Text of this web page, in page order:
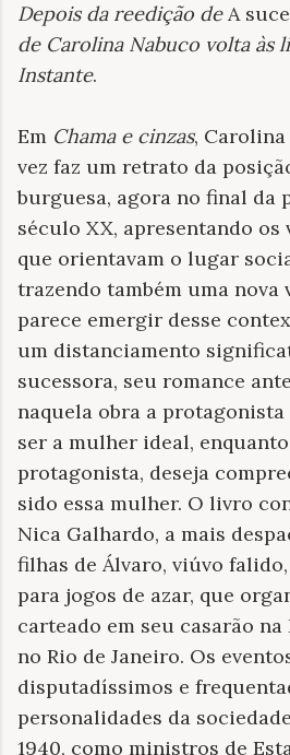
Depois da reedição deA
de Carolina Nabuco volta às
Instante.
Em Chama e cinzas,
vez faz um retrato da
burguesa, agora no final da
século XX, apresentando os
que orientavam o lugar
trazendo também uma nova
parece emergir desse
um distanciamento
sucessora, seu romance
naquela obra a
ser a mulher ideal,
protagonista, deseja
sido essa mulher. O livro
Nica Galhardo, a mais
filhas de Álvaro, viúvo
para jogos de azar, que
carteado em seu casarão na
no Rio de Janeiro. Os
disputadíssimos e
personalidades da
1940, como ministros de